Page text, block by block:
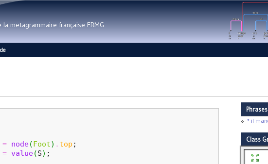
metagrammaire française FRMG
= node(Foot) . top ;
= value(S) ;
* il
Class